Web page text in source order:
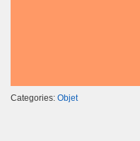
Categories: Objet